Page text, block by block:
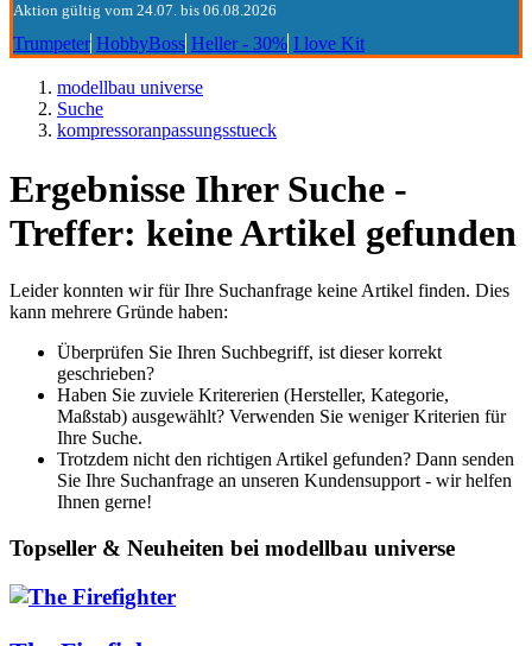
Aktion gültig vom 24.07. bis 06.08.2026
Trumpeter HobbyBoss Heller - 30% I love Kit
modellbau universe
Suche
kompressoranpassungsstueck
Ergebnisse Ihrer Suche -
Treffer: keine Artikel gefunden
Leider konnten wir für Ihre Suchanfrage keine Artikel finden. Dies
kann mehrere Gründe haben:
Überprüfen Sie Ihren Suchbegriff, ist dieser korrekt
geschrieben?
Haben Sie zuviele Kritererien (Hersteller, Kategorie,
Maßstab) ausgewählt? Verwenden Sie weniger Kriterien für
Ihre Suche.
Trotzdem nicht den richtigen Artikel gefunden? Dann senden
Sie Ihre Suchanfrage an unseren Kundensupport - wir helfen
Ihnen gerne!
Topseller & Neuheiten bei modellbau universe